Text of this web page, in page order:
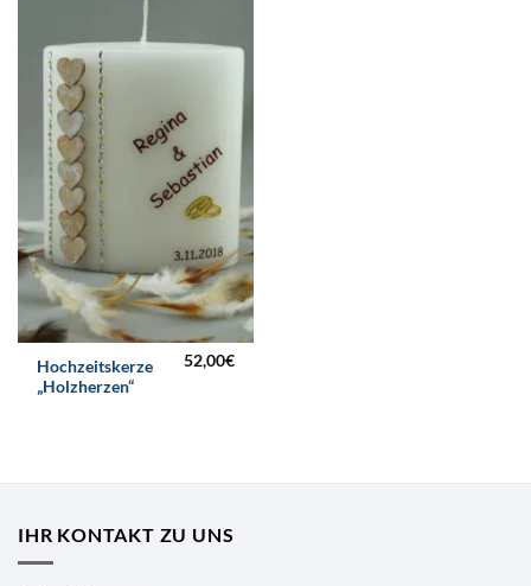
Hochzeitskerze
„Holzherzen“
52,00€
IHR KONTAKT ZU UNS